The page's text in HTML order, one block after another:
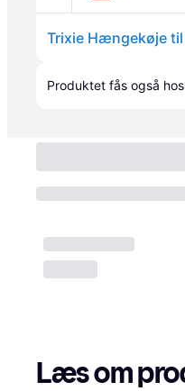
Trixie Hængekøje til
Produktet fås også hos
Læs om